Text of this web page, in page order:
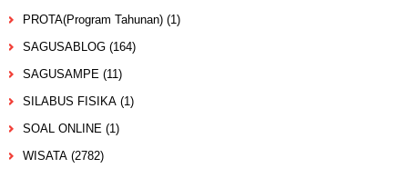
PROTA(Program Tahunan) (1)
SAGUSABLOG (164)
SAGUSAMPE (11)
SILABUS FISIKA (1)
SOAL ONLINE (1)
WISATA (2782)